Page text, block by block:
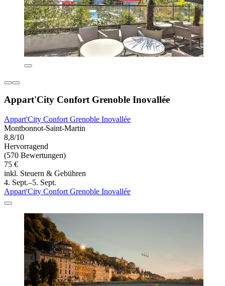
Appart'City Confort Grenoble Inovallée
Appart'City Confort Grenoble Inovallée
Montbonnot-Saint-Martin
8,8/10
Hervorragend
(570 Bewertungen)
75 €
inkl. Steuern & Gebühren
4. Sept.–5. Sept.
Appart'City Confort Grenoble Inovallée